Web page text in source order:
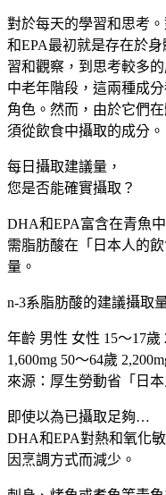
份
膳
食
補
充
劑
阪
實
體
藥
直
數
量
對於每天的學習和思考
和EPA最初就是存在於
習和觀察，到思考較多
中老年階段，這兩種成
角色。然而，由於它們
須從飲食中攝取的成分。
每日攝取建議量，
您是否能確實攝取？
DHA和EPA富含在青魚
需脂肪酸在「日本人的
量。
n-3系脂肪酸的建議攝取量
年齡 男性 女性 15～17歲
1,600mg 50～64歲
來源：厚生勞動省「日
即使以為已攝取足夠…
DHA和EPA對熱和氧化敏
因烹調方式而減少。